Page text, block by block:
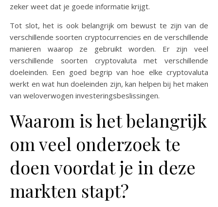
zeker weet dat je goede informatie krijgt.
Tot slot, het is ook belangrijk om bewust te zijn van de
verschillende soorten cryptocurrencies en de verschillende
manieren waarop ze gebruikt worden. Er zijn veel
verschillende soorten cryptovaluta met verschillende
doeleinden. Een goed begrip van hoe elke cryptovaluta
werkt en wat hun doeleinden zijn, kan helpen bij het maken
van weloverwogen investeringsbeslissingen.
Waarom is het belangrijk
om veel onderzoek te
doen voordat je in deze
markten stapt?